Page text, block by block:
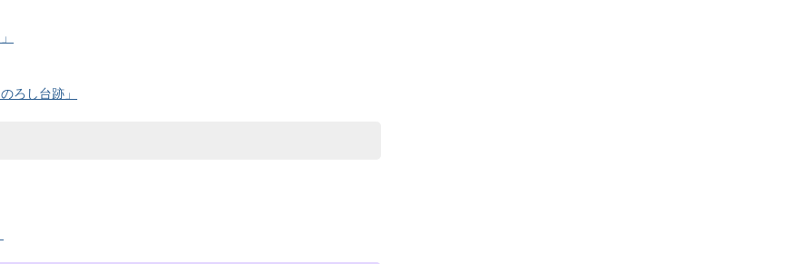
ろし台跡」